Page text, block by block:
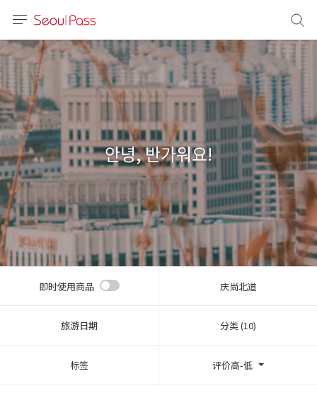
体)
文 (台灣)
안녕, 반가워요!
即时使用商品 庆尚北道
旅游日期 分类 (10)
标签 评价高-低